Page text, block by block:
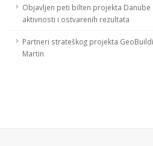
Objavljen peti bilten projekta Danube
aktivnosti i ostvarenih rezultata
Partneri strateškog projekta
Martin